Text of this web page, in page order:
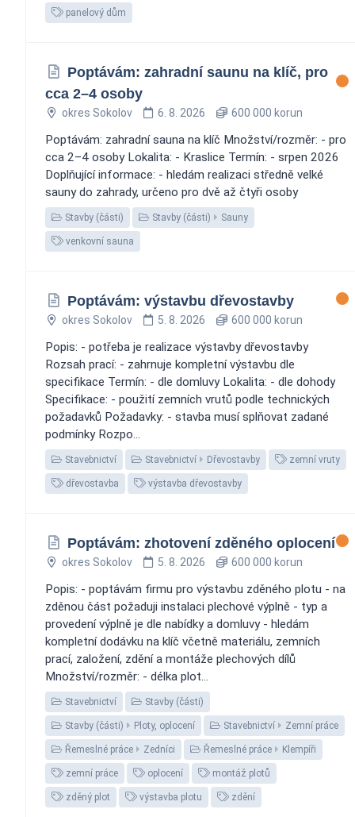
panelový dům
Poptávám: zahradní saunu na klíč, pro
cca 2–4 osoby
okres Sokolov 6. 8. 2026 600 000 korun
Poptávám: zahradní sauna na klíč Množství/rozměr: - pro
cca 2–4 osoby Lokalita: - Kraslice Termín: - srpen 2026
Doplňující informace: - hledám realizaci středně velké
sauny do zahrady, určeno pro dvě až čtyři osoby
Stavby (části) Stavby (části) Sauny
venkovní sauna
Poptávám: výstavbu dřevostavby
okres Sokolov 5. 8. 2026 600 000 korun
Popis: - potřeba je realizace výstavby dřevostavby
Rozsah prací: - zahrnuje kompletní výstavbu dle
specifikace Termín: - dle domluvy Lokalita: - dle dohody
Specifikace: - použití zemních vrutů podle technických
požadavků Požadavky: - stavba musí splňovat zadané
podmínky Rozpo...
Stavebnictví Stavebnictví Dřevostavby zemní vruty
dřevostavba výstavba dřevostavby
Poptávám: zhotovení zděného oplocení
okres Sokolov 5. 8. 2026 600 000 korun
Popis: - poptávám firmu pro výstavbu zděného plotu - na
zděnou část požaduji instalaci plechové výplně - typ a
provedení výplně je dle nabídky a domluvy - hledám
kompletní dodávku na klíč včetně materiálu, zemních
prací, založení, zdění a montáže plechových dílů
Množství/rozměr: - délka plot...
Stavebnictví Stavby (části)
Stavby (části) Ploty, oplocení Stavebnictví Zemní práce
Řemeslné práce Zedníci Řemeslné práce Klempíři
zemní práce oplocení montáž plotů
zděný plot výstavba plotu zdění